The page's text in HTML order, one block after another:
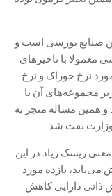
صنایع بورسی است و
با تاخیر‌های
مورد نرخ خوراک و نرخ
مجموعه‌های آن با
و همین مساله منجر به
نفت شد.
معنی ریسک زیاد در این
بازده مورد
ذاتی دارایی کاهش